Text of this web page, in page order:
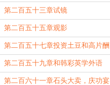
角
第二百五十三章试镜
第二百五十五章观影
第二百五十七章投资土豆和高片酬
第二百五十九章和韩彩英学外语
第二百六十一章石头大卖，庆功宴